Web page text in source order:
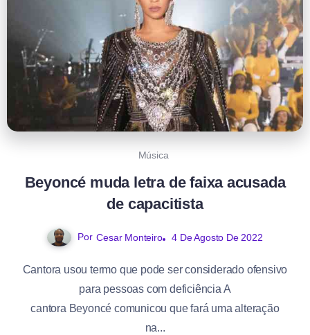
Música
Beyoncé muda letra de faixa acusada
de capacitista
Por Cesar Monteiro 4 De Agosto De 2022
Cantora usou termo que pode ser considerado ofensivo
para pessoas com deficiência A
cantora Beyoncé comunicou que fará uma alteração
na...